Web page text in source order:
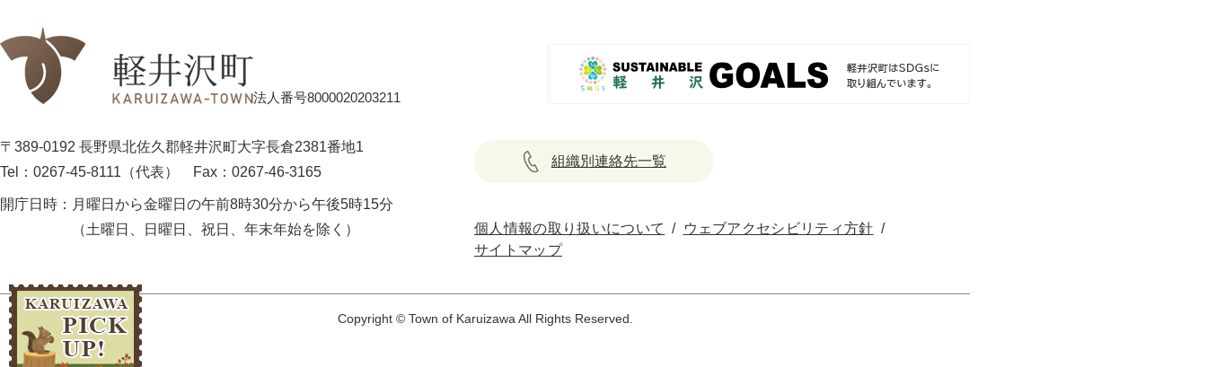
法人番号8000020203211
〒389-0192 長野県北佐久郡軽井沢町大字長倉2381番地1
Tel：0267-45-8111（代表）
Fax：0267-46-3165
開庁日時： 月曜日から金曜日の午前8時30分から午後5時15分
（土曜日、日曜日、祝日、年末年始を除く）
組織別連絡先一覧
個人情報の取り扱いについて
ウェブアクセシビリティ方針
サイトマップ
Copyright © Town of Karuizawa All Rights Reserved.